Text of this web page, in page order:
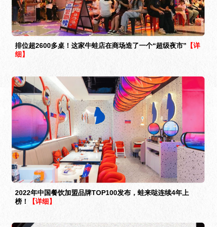
排位超2600多桌！这家牛蛙店在商场造了一个“超级夜市” 【详
细】
2022年中国餐饮加盟品牌TOP100发布，蛙来哒连续4年上
榜！
【详细】